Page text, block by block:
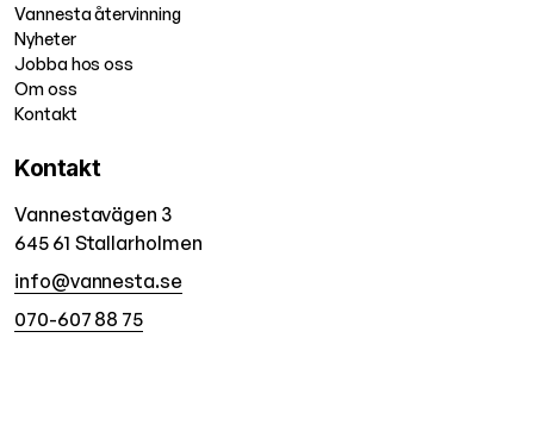
Vannesta återvinning
Nyheter
Jobba hos oss
Om oss
Kontakt
Kontakt
Vannestavägen 3
645 61 Stallarholmen
info@vannesta.se
070-607 88 75